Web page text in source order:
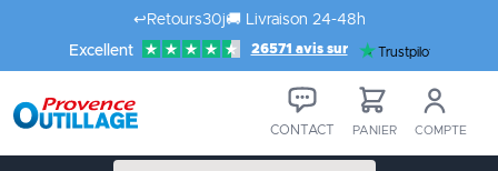
Aller au contenu
↩️ Retours30j🚚 Livraison 24-48h
Excellent
26571 avis sur Trustpilot
CONTACT PANIER COMPTE